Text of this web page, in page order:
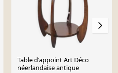
Table d'appoint Art Déco
néerlandaise antique